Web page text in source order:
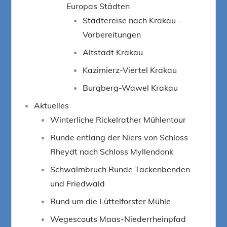
Europas Städten
Städtereise nach Krakau –
Vorbereitungen
Altstadt Krakau
Kazimierz-Viertel Krakau
Burgberg-Wawel Krakau
Aktuelles
Winterliche Rickelrather Mühlentour
Runde entlang der Niers von Schloss
Rheydt nach Schloss Myllendonk
Schwalmbruch Runde Tackenbenden
und Friedwald
Rund um die Lüttelforster Mühle
Wegescouts Maas-Niederrheinpfad